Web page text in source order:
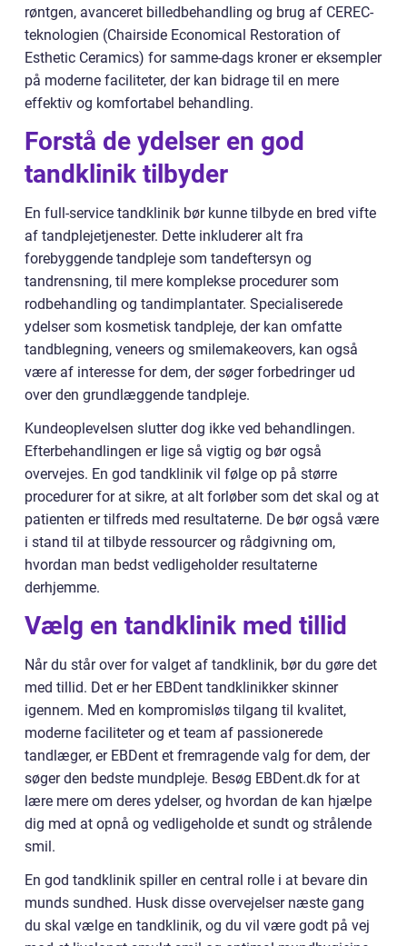
røntgen, avanceret billedbehandling og brug af CEREC-
teknologien (Chairside Economical Restoration of
Esthetic Ceramics) for samme-dags kroner er eksempler
på moderne faciliteter, der kan bidrage til en mere
effektiv og komfortabel behandling.
Forstå de ydelser en god
tandklinik tilbyder
En full-service tandklinik bør kunne tilbyde en bred vifte
af tandplejetjenester. Dette inkluderer alt fra
forebyggende tandpleje som tandeftersyn og
tandrensning, til mere komplekse procedurer som
rodbehandling og tandimplantater. Specialiserede
ydelser som kosmetisk tandpleje, der kan omfatte
tandblegning, veneers og smilemakeovers, kan også
være af interesse for dem, der søger forbedringer ud
over den grundlæggende tandpleje.
Kundeoplevelsen slutter dog ikke ved behandlingen.
Efterbehandlingen er lige så vigtig og bør også
overvejes. En god tandklinik vil følge op på større
procedurer for at sikre, at alt forløber som det skal og at
patienten er tilfreds med resultaterne. De bør også være
i stand til at tilbyde ressourcer og rådgivning om,
hvordan man bedst vedligeholder resultaterne
derhjemme.
Vælg en tandklinik med tillid
Når du står over for valget af tandklinik, bør du gøre det
med tillid. Det er her EBDent tandklinikker skinner
igennem. Med en kompromisløs tilgang til kvalitet,
moderne faciliteter og et team af passionerede
tandlæger, er EBDent et fremragende valg for dem, der
søger den bedste mundpleje. Besøg EBDent.dk for at
lære mere om deres ydelser, og hvordan de kan hjælpe
dig med at opnå og vedligeholde et sundt og strålende
smil.
En god tandklinik spiller en central rolle i at bevare din
munds sundhed. Husk disse overvejelser næste gang
du skal vælge en tandklinik, og du vil være godt på vej